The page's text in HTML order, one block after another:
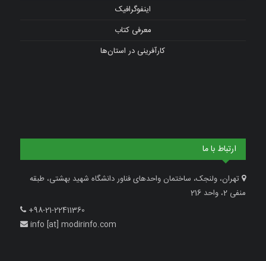
اینفوگرافیک
معرفی کتاب
کارآفرینی در استان‌ها
ارتباط با ما
تهران، ولنجک، ساختمان واحدهای فناور دانشگاه شهید بهشتی، طبقه
منفی 2، واحد 216
+98-21-22411360
info [at] modirinfo.com